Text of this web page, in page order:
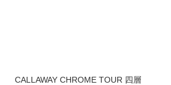
CALLAWAY CHROME TOUR 四層